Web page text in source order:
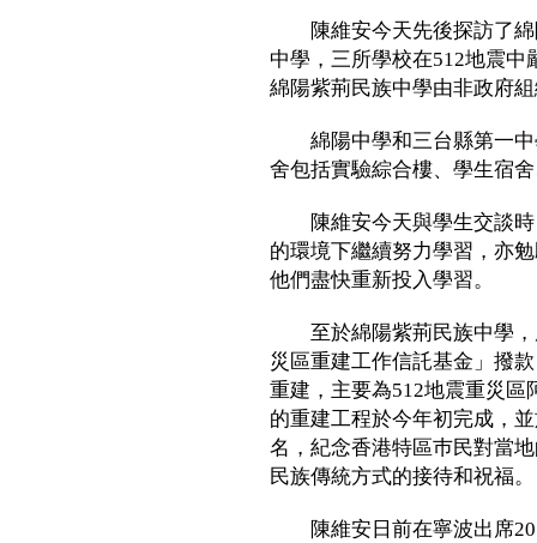
陳維安今天先後探訪了綿
中學，三所學校在512地震
綿陽紫荊民族中學由非政府
綿陽中學和三台縣第一中
舍包括實驗綜合樓、學生宿
陳維安今天與學生交談時
的環境下繼續努力學習，亦
他們盡快重新投入學習。
至於綿陽紫荊民族中學，
災區重建工作信託基金」撥
重建，主要為512地震重災區
的重建工程於今年初完成，
名，紀念香港特區巿民對當
民族傳統方式的接待和祝福。
陳維安日前在寧波出席